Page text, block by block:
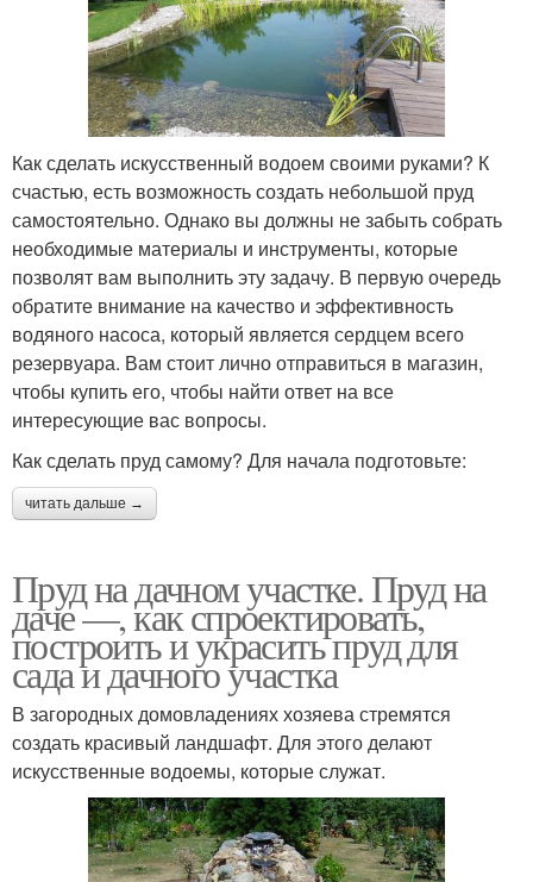
Как сделать искусственный водоем своими руками? К
счастью, есть возможность создать небольшой пруд
самостоятельно. Однако вы должны не забыть собрать
необходимые материалы и инструменты, которые
позволят вам выполнить эту задачу. В первую очередь
обратите внимание на качество и эффективность
водяного насоса, который является сердцем всего
резервуара. Вам стоит лично отправиться в магазин,
чтобы купить его, чтобы найти ответ на все
интересующие вас вопросы.
Как сделать пруд самому? Для начала подготовьте:
читать дальше →
Пруд на дачном участке. Пруд на
даче —, как спроектировать,
построить и украсить пруд для
сада и дачного участка
В загородных домовладениях хозяева стремятся
создать красивый ландшафт. Для этого делают
искусственные водоемы, которые служат.